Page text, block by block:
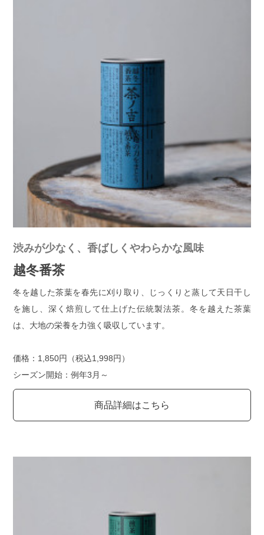
渋みが少なく、香ばしくやわらかな風味
越冬番茶
冬を越した茶葉を春先に刈り取り、じっくりと蒸して天日干し
を施し、深く焙煎して仕上げた伝統製法茶。冬を越えた茶葉
は、大地の栄養を力強く吸収しています。
価格：1,850円（税込1,998円）
シーズン開始：例年3月～
商品詳細はこちら